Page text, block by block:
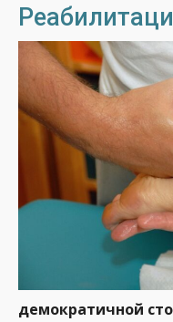
демократичной